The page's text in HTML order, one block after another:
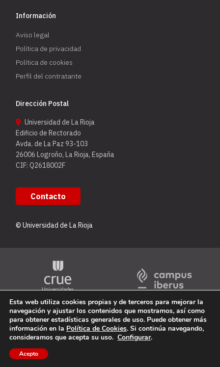
Información
Aviso legal
Política de privacidad
Política de cookies
Perfil del contratante
Dirección Postal
Universidad de La Rioja
Edificio de Rectorado
Avda. de La Paz 93-103
26006 Logroño, La Rioja, España
CIF: Q2618002F
Contacto
© Universidad de La Rioja
Esta web utiliza cookies propias y de terceros para mejorar la
navegación y ajustar los contenidos que mostramos, así como
para obtener estadísticas generales de uso. Puede obtener más
información en la Política de Cookies. Si continúa navegando,
consideramos que acepta su uso. Configurar.
Acepto